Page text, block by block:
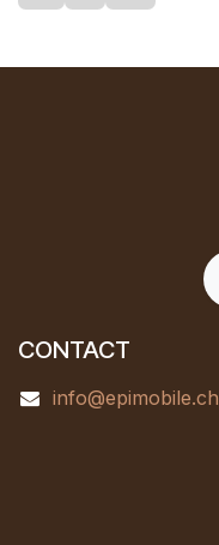
CONTACT
info@epimobile.ch